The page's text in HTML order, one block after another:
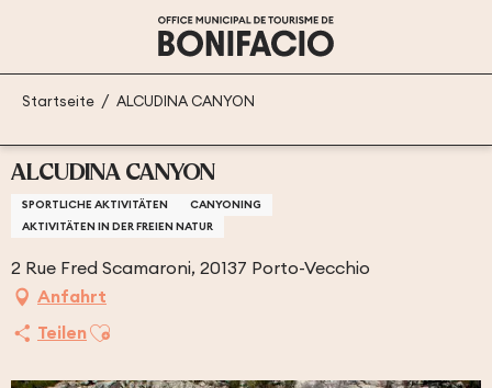
principal
Startseite ALCUDINA CANYON
ALCUDINA CANYON
SPORTLICHE AKTIVITÄTEN
CANYONING
AKTIVITÄTEN IN DER FREIEN NATUR
2 Rue Fred Scamaroni, 20137 Porto-Vecchio
Anfahrt
TeilenAjouter aux favoris